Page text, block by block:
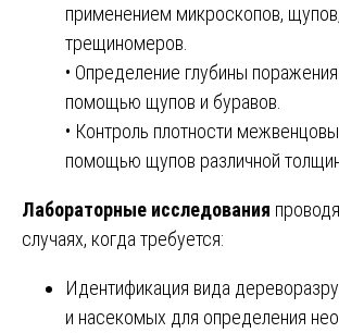
применением микроскопов, щупов,
трещиномеров.
• Определение глубины
помощью щупов и буравов.
• Контроль плотности
помощью щупов различной
Лабораторные исследования
случаях, когда требуется:
Идентификация вида
и насекомых для определения